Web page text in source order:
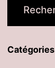
Catégories